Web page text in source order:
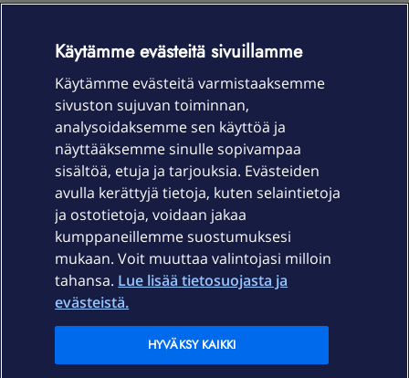
OmaYhteisö-käyttöehdot Accessibility statement
Laitteet & liittymät
Palvelut
Käytämme evästeitä sivuillamme
Käytämme evästeitä varmistaaksemme
sivuston sujuvan toiminnan,
analysoidaksemme sen käyttöä ja
näyttääksemme sinulle sopivampaa
sisältöä, etuja ja tarjouksia. Evästeiden
avulla kerättyjä tietoja, kuten selaintietoja
ja ostotietoja, voidaan jakaa
kumppaneillemme suostumuksesi
mukaan. Voit muuttaa valintojasi milloin
tahansa. Lue lisää tietosuojasta ja
evästeistä.
HYVÄKSY KAIKKI